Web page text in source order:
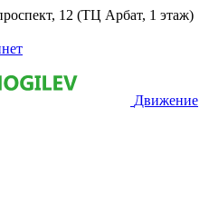
12 (ТЦ Арбат, 1 этаж)
Движение